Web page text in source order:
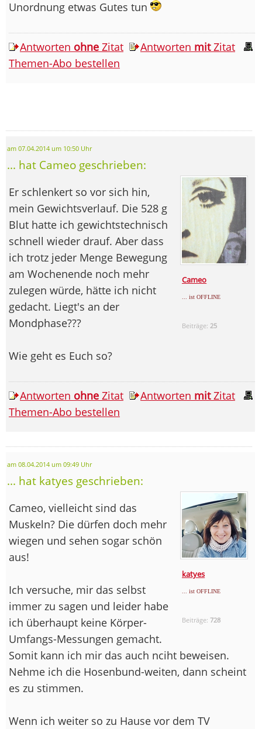
Unordnung etwas Gutes tun
Antworten ohne Zitat Antworten mitZitat
Themen-Abo bestellen
am 07.04.2014 um 10:50 Uhr
... hat Cameo geschrieben:
Cameo
... ist OFFLINE
Beiträge: 25
Er schlenkert so vor sich hin,
mein Gewichtsverlauf. Die 528 g
Blut hatte ich gewichtstechnisch
schnell wieder drauf. Aber dass
ich trotz jeder Menge Bewegung
am Wochenende noch mehr
zulegen würde, hätte ich nicht
gedacht. Liegt's an der
Mondphase???
Wie geht es Euch so?
Antworten ohne Zitat Antworten mitZitat
Themen-Abo bestellen
am 08.04.2014 um 09:49 Uhr
... hat katyes geschrieben:
katyes
... ist OFFLINE
Beiträge:728
Cameo, vielleicht sind das
Muskeln? Die dürfen doch mehr
wiegen und sehen sogar schön
aus!
Ich versuche, mir das selbst
immer zu sagen und leider habe
ich überhaupt keine Körper-
Umfangs-Messungen gemacht.
Somit kann ich mir das auch nciht beweisen.
Nehme ich die Hosenbund-weiten, dann scheint
es zu stimmen.
Wenn ich weiter so zu Hause vor dem TV